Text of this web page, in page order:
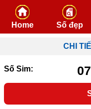
Home Số đẹp
CHI
Số Sim: